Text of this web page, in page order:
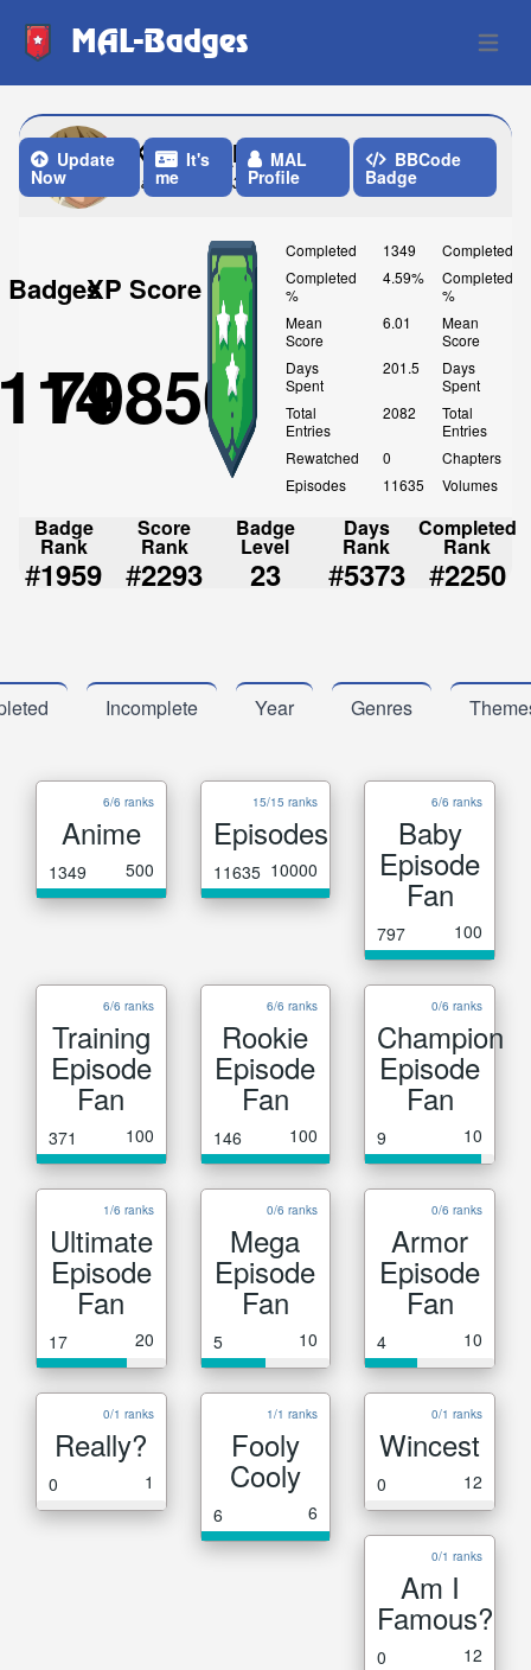
MAL-Badges Open
Knighty_IX
Last Update: 3 Weeks ago
Update
Now
It's
me
MAL
Profile
BBCode
Badge
BadgesXP Score
79850
Completed
1349
Completed
%
4.59%
Mean
Score
6.01
Days
Spent
201.5
Total
Entries
2082
Rewatched
0
Episodes
11635
Completed
Completed
%
Mean
Score
Days
Spent
Total
Entries
Chapters
Volumes
Badge
Rank
#1959
Score
Rank
#2293
Badge
Level
23
Days
Rank
#5373
Completed
Rank
#2250
Incomplete Year Genres
6/6 ranks
Anime
1349 500
15/15 ranks
Episodes
11635 10000
6/6 ranks
Baby
Episode
Fan
797 100
6/6 ranks
Training
Episode
Fan
371 100
6/6 ranks
Rookie
Episode
Fan
146 100
0/6 ranks
Champion
Episode
Fan
9 10
1/6 ranks
Ultimate
Episode
Fan
17 20
0/6 ranks
Mega
Episode
Fan
5 10
0/6 ranks
Armor
Episode
Fan
4 10
0/1 ranks
Really?
0 1
1/1 ranks
Fooly
Cooly
6 6
0/1 ranks
Wincest
0 12
0/1 ranks
Am I
Famous?
0 12